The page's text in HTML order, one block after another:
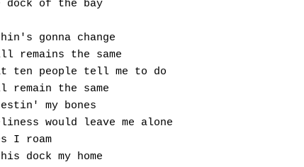
of the bay
gonna change
remains the same
ten people tell me to do
the same
my bones
would leave me alone
I roam
dock my home